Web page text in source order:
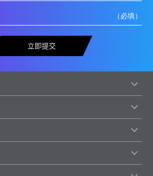
立即提交